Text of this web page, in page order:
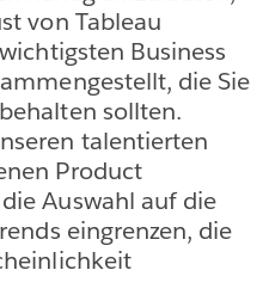
von Tableau
Business
die Sie
sollten.
talentierten
Product
Auswahl auf die
eingrenzen, die